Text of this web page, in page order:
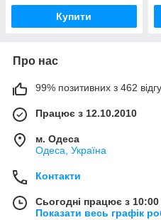
Купити
Про нас
99% позитивних з 462
Працює з 12.10.2010
м. Одеса
Одеса, Україна
Контакти
Сьогодні працює з
Показати весь графік